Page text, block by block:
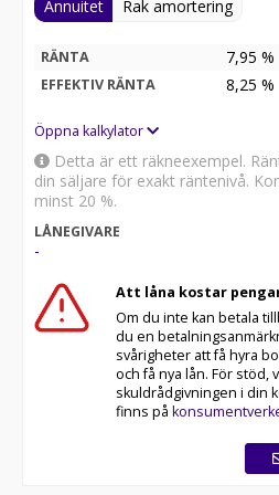
Annuitet Rak amortering
RÄNTA 7,95 %
EFFEKTIV RÄNTA 8,25 %
Öppna kalkylator
Detta är ett räkneexempel.
din säljare för exakt räntenivå.
minst 20 %.
LÅNEGIVARE
-
Att låna kostar
Om du inte kan betala
du en
svårigheter att få hyra
och få nya lån. För stöd,
skuldrådgivningen i din
finns på